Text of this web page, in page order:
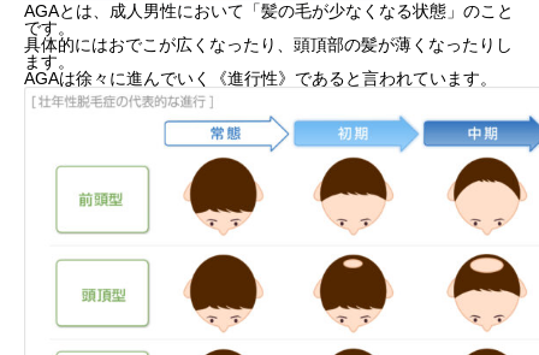
AGAとは、成人男性において「髪の毛が少なくなる状態」のこと
です。
具体的にはおでこが広くなったり、頭頂部の髪が薄くなったりし
ます。
AGAは徐々に進んでいく《進行性》であると言われています。